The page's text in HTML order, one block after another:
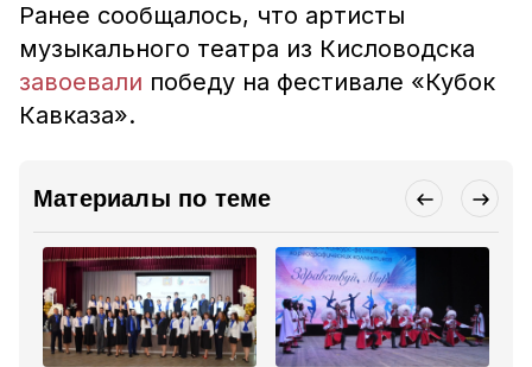
Ранее сообщалось, что артисты
музыкального театра из Кисловодска
завоевали победу на фестивале «Кубок
Кавказа».
Материалы по теме